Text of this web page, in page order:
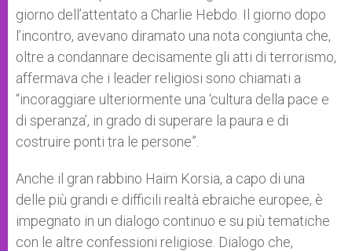
giorno dell’attentato a Charlie Hebdo. Il giorno dopo
l’incontro, avevano diramato una nota congiunta che,
oltre a condannare decisamente gli atti di terrorismo,
affermava che i leader religiosi sono chiamati a
“incoraggiare ulteriormente una ‘cultura della pace e
di speranza’, in grado di superare la paura e di
costruire ponti tra le persone”.
Anche il gran rabbino Haïm Korsia, a capo di una
delle più grandi e difficili realtà ebraiche europee, è
impegnato in un dialogo continuo e su più tematiche
con le altre confessioni religiose. Dialogo che,